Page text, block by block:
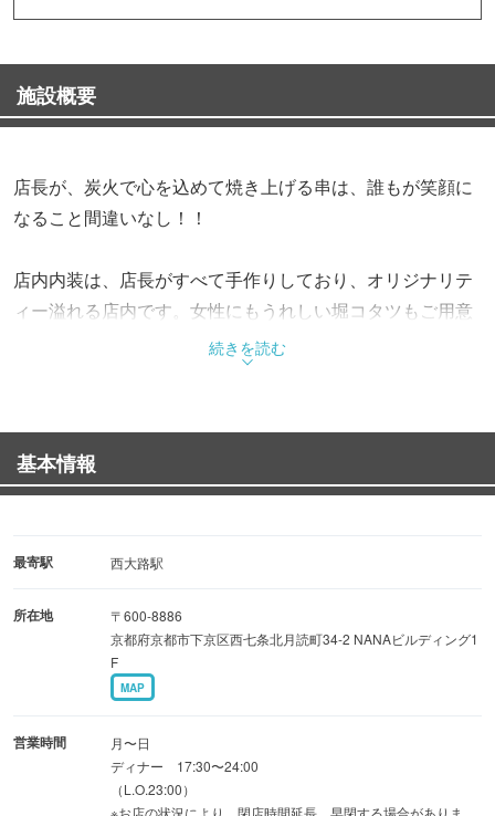
施設概要
店長が、炭火で心を込めて焼き上げる串は、誰もが笑顔に
なること間違いなし！！
店内内装は、店長がすべて手作りしており、オリジナリテ
ィー溢れる店内です。女性にもうれしい堀コタツもご用意
料理から店内まで店長の愛情たっぷり♪♪
炭火串から定番の居酒屋料理が、200種類以上の焼酎とと
もにご賞味ください。
コース2,500円〜。飲み放題は6名様以上＋1,500円です。
続きを読む
基本情報
最寄駅 西大路駅
所在地
〒600-8886
京都府京都市下京区西七条北月読町34-2 NANAビルディング1
F
MAP
営業時間
月〜日
ディナー 17:30〜24:00
（L.O.23:00）
※お店の状況により、閉店時間延長、早閉する場合がありま